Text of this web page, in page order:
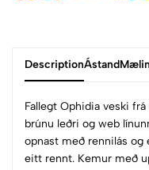
DescriptionÁstand
Fallegt Ophidia veski
brúnu leðri og web
opnast með rennilás
eitt rennt. Kemur með